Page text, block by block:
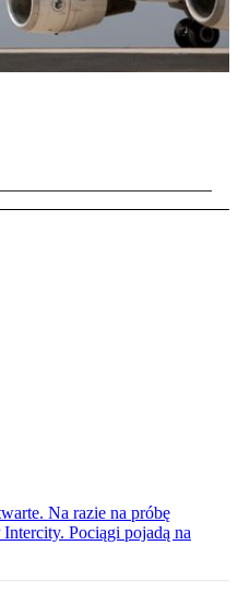
Na razie na próbę
Pociągi pojadą na